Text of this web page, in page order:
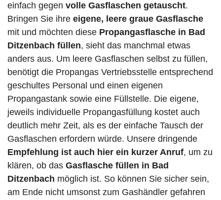
einfach gegen volle Gasflaschen getauscht.
Bringen Sie ihre eigene, leere graue Gasflasche
mit und möchten diese Propangasflasche in Bad
Ditzenbach füllen, sieht das manchmal etwas
anders aus. Um leere Gasflaschen selbst zu füllen,
benötigt die Propangas Vertriebsstelle entsprechend
geschultes Personal und einen eigenen
Propangastank sowie eine Füllstelle. Die eigene,
jeweils individuelle Propangasfüllung kostet auch
deutlich mehr Zeit, als es der einfache Tausch der
Gasflaschen erfordern würde. Unsere dringende
Empfehlung ist auch hier ein kurzer Anruf, um zu
klären, ob das Gasflasche füllen in Bad
Ditzenbach möglich ist. So können Sie sicher sein,
am Ende nicht umsonst zum Gashändler gefahren